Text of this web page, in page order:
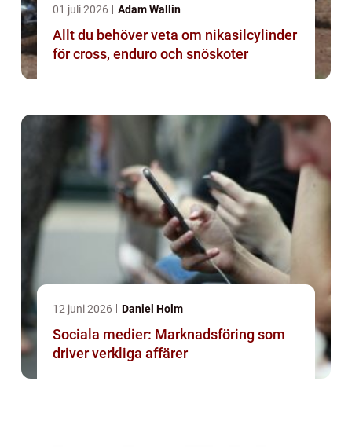
01 juli 2026 Adam Wallin
Allt du behöver veta om nikasilcylinder
för cross, enduro och snöskoter
12 juni 2026 Daniel Holm
Sociala medier: Marknadsföring som
driver verkliga affärer